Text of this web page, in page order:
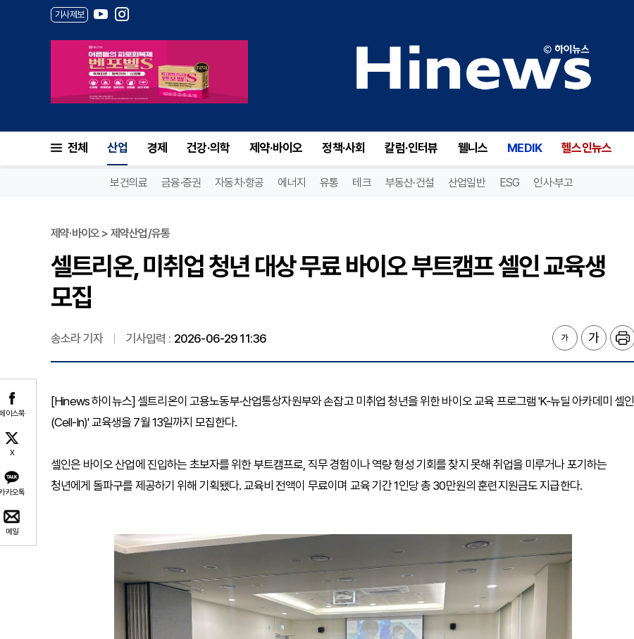
기사제보
전체 산업 경제 건강·의학 제약·바이오 정책·사회 칼럼·인터뷰 웰니스 MEDIK 헬스인뉴스
보건의료 금융·증권 자동차·항공 에너지 유통 테크 부동산·건설 산업일반 ESG 인사·부고
이스북
X
카오톡
메일
제약·바이오 > 제약산업/유통
셀트리온, 미취업 청년 대상 무료 바이오 부트캠프 셀인 교육생
모집
송소라 기자 기사입력 : 2026-06-29 11:36
[Hinews 하이뉴스] 셀트리온이 고용노동부·산업통상자원부와 손잡고 미취업 청년을 위한 바이오 교육 프로그램 'K-뉴딜 아카데미 셀인
(Cell-In)' 교육생을 7월 13일까지 모집한다.
셀인은 바이오 산업에 진입하는 초보자를 위한 부트캠프로, 직무 경험이나 역량 형성 기회를 찾지 못해 취업을 미루거나 포기하는
청년에게 돌파구를 제공하기 위해 기획됐다. 교육비 전액이 무료이며 교육 기간 1인당 총 30만원의 훈련지원금도 지급한다.